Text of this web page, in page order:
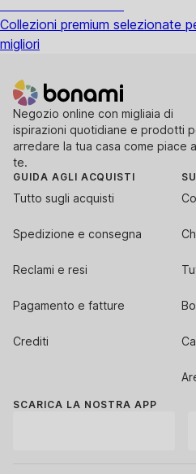
Collezioni premium selezionate
migliori
Negozio online con migliaia di
ispirazioni quotidiane e prodotti
arredare la tua casa come piace a
te.
GUIDA AGLI ACQUISTI
Tutto sugli acquisti
Spedizione e consegna
Reclami e resi
Pagamento e fatture
Crediti
SCARICA LA NOSTRA APP